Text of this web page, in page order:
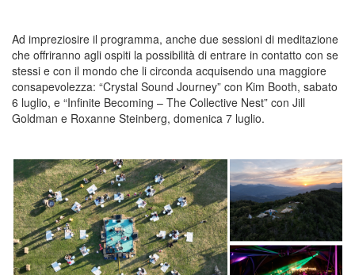
Ad impreziosire il programma, anche due sessioni di meditazione
che offriranno agli ospiti la possibilità di entrare in contatto con se
stessi e con il mondo che li circonda acquisendo una maggiore
consapevolezza: “Crystal Sound Journey” con Kim Booth, sabato
6 luglio, e “Infinite Becoming – The Collective Nest” con Jill
Goldman e Roxanne Steinberg, domenica 7 luglio.